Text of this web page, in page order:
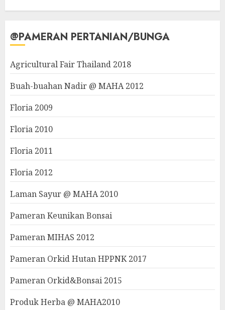
@PAMERAN PERTANIAN/BUNGA
Agricultural Fair Thailand 2018
Buah-buahan Nadir @ MAHA 2012
Floria 2009
Floria 2010
Floria 2011
Floria 2012
Laman Sayur @ MAHA 2010
Pameran Keunikan Bonsai
Pameran MIHAS 2012
Pameran Orkid Hutan HPPNK 2017
Pameran Orkid&Bonsai 2015
Produk Herba @ MAHA2010